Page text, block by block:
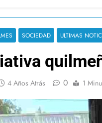
SOCIEDAD ULTIMAS
4 Años Atrás 0 1